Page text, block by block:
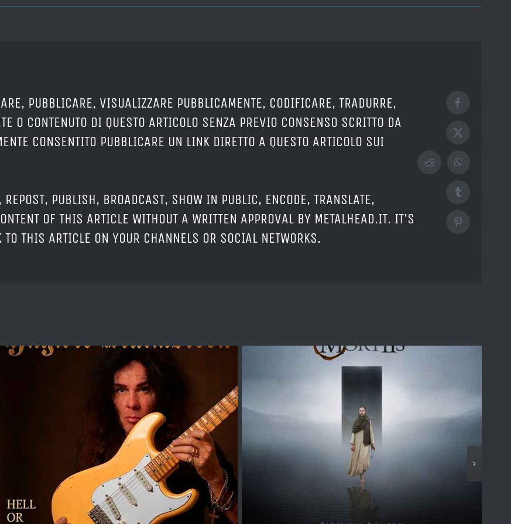
PUBBLICARE, VISUALIZZARE PUBBLICAMENTE, CODIFICARE, TRADURRE,
O CONTENUTO DI QUESTO ARTICOLO SENZA PREVIO CONSENSO SCRITTO DA
CONSENTITO PUBBLICARE UN LINK DIRETTO A QUESTO ARTICOLO SUI
PUBLISH, BROADCAST, SHOW IN PUBLIC, ENCODE, TRANSLATE,
OF THIS ARTICLE WITHOUT A WRITTEN APPROVAL BY METALHEAD.IT. IT'S
THIS ARTICLE ON YOUR CHANNELS OR SOCIAL NETWORKS.
Facebook
X
RedditWhatsApp
Tumblr
Pinterest